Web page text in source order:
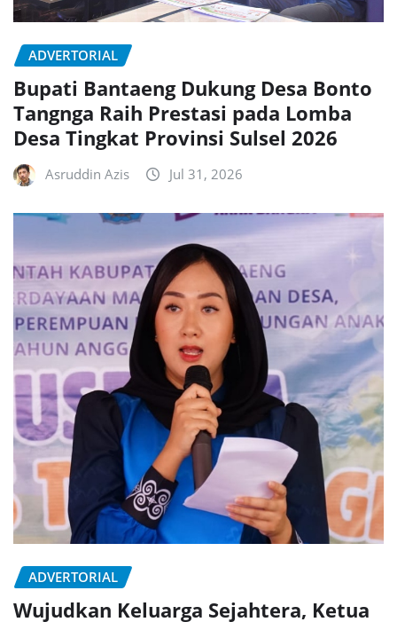
ADVERTORIAL
Bupati Bantaeng Dukung Desa Bonto
Tangnga Raih Prestasi pada Lomba
Desa Tingkat Provinsi Sulsel 2026
Asruddin Azis Jul 31, 2026
ADVERTORIAL
Wujudkan Keluarga Sejahtera, Ketua